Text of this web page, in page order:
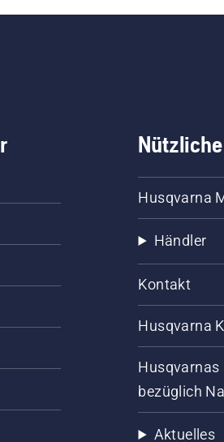
Husqvarna
Händler
Kontakt
Husqvarna
Husqvarnas
bezüglich
Aktuelles